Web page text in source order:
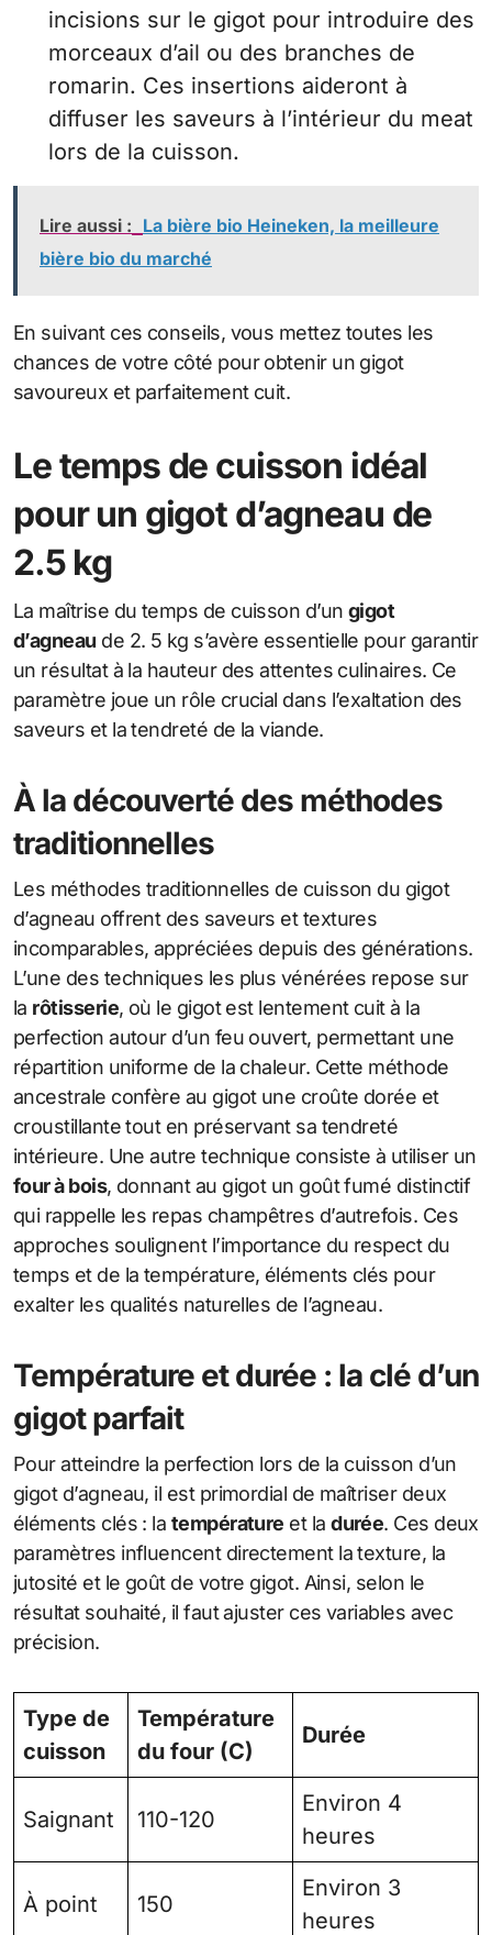
incisions sur le gigot pour introduire des
morceaux d’ail ou des branches de
romarin. Ces insertions aideront à
diffuser les saveurs à l’intérieur du meat
lors de la cuisson.
Lire aussi : La bière bio Heineken, la meilleure
bière bio du marché
En suivant ces conseils, vous mettez toutes les
chances de votre côté pour obtenir un gigot
savoureux et parfaitement cuit.
Le temps de cuisson idéal
pour un gigot d’agneau de
2.5 kg
La maîtrise du temps de cuisson d’ungigot
d’agneau de 2. 5 kg s’avère essentielle pour garantir
un résultat à la hauteur des attentes culinaires. Ce
paramètre joue un rôle crucial dans l’exaltation des
saveurs et la tendreté de la viande.
À la découverté des méthodes
traditionnelles
Les méthodes traditionnelles de cuisson du gigot
d’agneau offrent des saveurs et textures
incomparables, appréciées depuis des générations.
L’une des techniques les plus vénérées repose sur
la rôtisserie, où le gigot est lentement cuit à la
perfection autour d’un feu ouvert, permettant une
répartition uniforme de la chaleur. Cette méthode
ancestrale confère au gigot une croûte dorée et
croustillante tout en préservant sa tendreté
intérieure. Une autre technique consiste à utiliser un
four à bois, donnant au gigot un goût fumé distinctif
qui rappelle les repas champêtres d’autrefois. Ces
approches soulignent l’importance du respect du
temps et de la température, éléments clés pour
exalter les qualités naturelles de l’agneau.
Température et durée : la clé d’un
gigot parfait
Pour atteindre la perfection lors de la cuisson d’un
gigot d’agneau, il est primordial de maîtriser deux
éléments clés : la température et ladurée. Ces deux
paramètres influencent directement la texture, la
jutosité et le goût de votre gigot. Ainsi, selon le
résultat souhaité, il faut ajuster ces variables avec
précision.
Type de
cuisson
Température
du four (C)
Durée
Saignant 110-120
Environ 4
heures
À point 150
Environ 3
heures